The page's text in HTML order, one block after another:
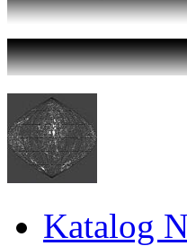
Katalog